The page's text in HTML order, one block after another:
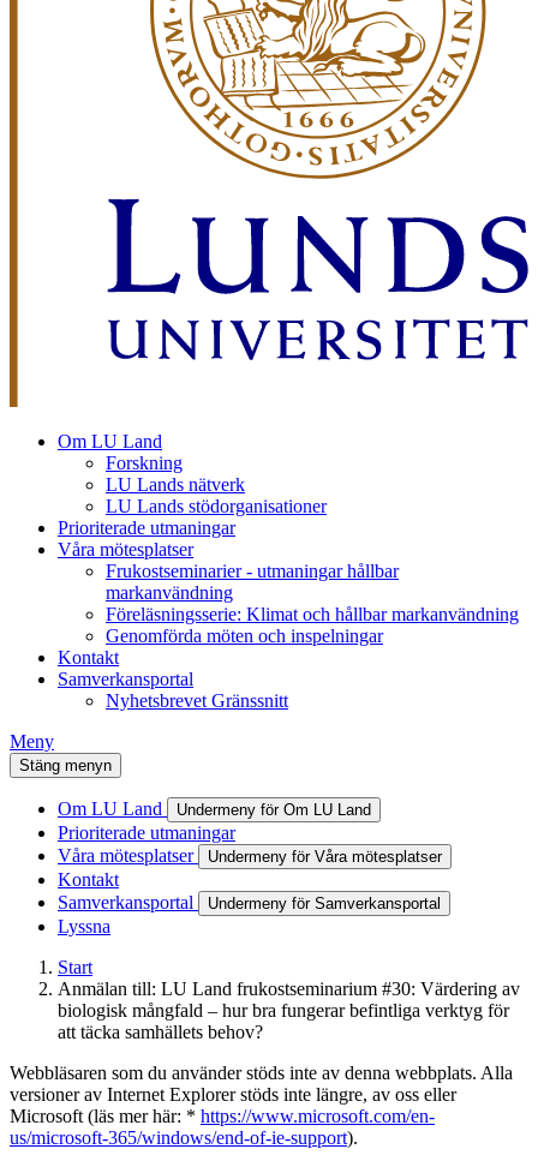
Om LU Land
Forskning
LU Lands nätverk
LU Lands stödorganisationer
Prioriterade utmaningar
Våra mötesplatser
Frukostseminarier - utmaningar hållbar
markanvändning
Föreläsningsserie: Klimat och hållbar markanvändning
Genomförda möten och inspelningar
Kontakt
Samverkansportal
Nyhetsbrevet Gränssnitt
Meny
Stäng menyn
Om LU Land Undermeny för Om LU Land
Prioriterade utmaningar
Våra mötesplatser
Undermeny för Våra mötesplatser
Kontakt
Samverkansportal
Undermeny för Samverkansportal
Lyssna
Start
Anmälan till: LU Land frukostseminarium #30: Värdering av
biologisk mångfald – hur bra fungerar befintliga verktyg för
att täcka samhällets behov?
Webbläsaren som du använder stöds inte av denna webbplats. Alla
versioner av Internet Explorer stöds inte längre, av oss eller
Microsoft (läs mer här: * https://www.microsoft.com/en-
us/microsoft-365/windows/end-of-ie-support).